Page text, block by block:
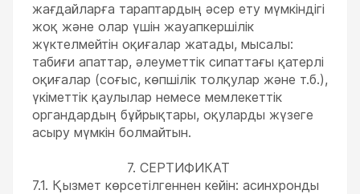
жағдайларға тараптардың әсер ету мүмкіндігі
жоқ және олар үшін жауапкершілік
жүктелмейтін оқиғалар жатады, мысалы:
табиғи апаттар, әлеуметтік сипаттағы қатерлі
оқиғалар (соғыс, көпшілік толқулар және т.б.),
үкіметтік қаулылар немесе мемлекеттік
органдардың бұйрықтары, оқуларды жүзеге
асыру мүмкін болмайтын.
7. СЕРТИФИКАТ
7.1. Қызмет көрсетілгеннен кейін: асинхронды